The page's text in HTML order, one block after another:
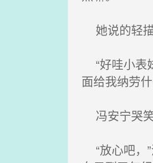
她说的轻
“好哇小表
面给我纳劳
冯安宁哭笑
“放心吧，